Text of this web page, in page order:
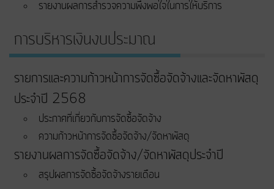
รายงานผลการสำรวจความพึงพอใจในการให้บริการ
การบริหารเงินงบประมาณ
รายการและความก้าวหน้าการจัดซื้อจัดจ้างและจัดหาพัสดุ
ประจำปี 2568
ประกาศที่เกี่ยวกับการจัดซื้อจัดจ้าง
ความก้าวหน้าการจัดซื้อจัดจ้าง/จัดหาพัสดุ
รายงานผลการจัดซื้อจัดจ้าง/จัดหาพัสดุประจำปี
สรุปผลการจัดซื้อจัดจ้างรายเดือน